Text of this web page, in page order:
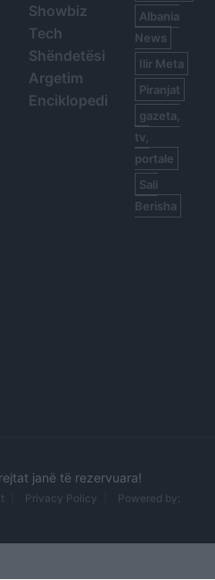
Showbiz
Tech
Shëndetësi
Argetim
Enciklopedi
Albania
News
Ilir Meta
Piranjat
gazeta,
tv,
portale
Sali
Berisha
janë të rezervuara!
Privacy Policy
Powered by: